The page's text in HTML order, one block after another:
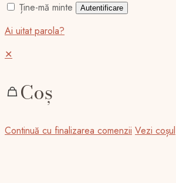
Ține-mă minte
Autentificare
Ai uitat parola?
✕
Coș
Continuă cu finalizarea comenzii Vezi coșul